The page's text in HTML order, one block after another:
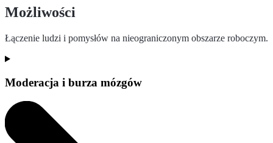
Możliwości
Łączenie ludzi i pomysłów na nieograniczonym obszarze roboczym.
Moderacja i burza mózgów